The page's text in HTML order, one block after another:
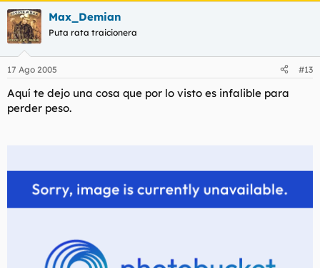
Max_Demian
Puta rata traicionera
17 Ago 2005 #13
Aquí te dejo una cosa que por lo visto es infalible para
perder peso.